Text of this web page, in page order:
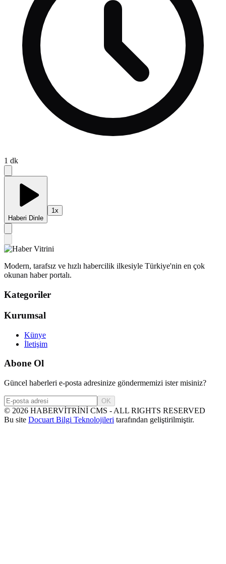
1 dk
Haberi Dinle
1x
Modern, tarafsız ve hızlı habercilik ilkesiyle Türkiye'nin en çok
okunan haber portalı.
Kategoriler
Kurumsal
Künye
İletişim
Abone Ol
Güncel haberleri e-posta adresinize göndermemizi ister misiniz?
OK
© 2026 HABERVİTRİNİ CMS - ALL RIGHTS RESERVED
Bu site Docuart Bilgi Teknolojileri tarafından geliştirilmiştir.